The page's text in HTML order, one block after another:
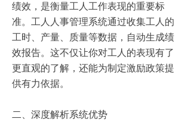
绩效，是衡量工人工作表现的重要标
准。工人人事管理系统通过收集工人的
工时、产量、质量等数据，自动生成绩
效报告。这不仅让你对工人的表现有了
更直观的了解，还能为制定激励政策提
供有力依据。
二、深度解析系统优势